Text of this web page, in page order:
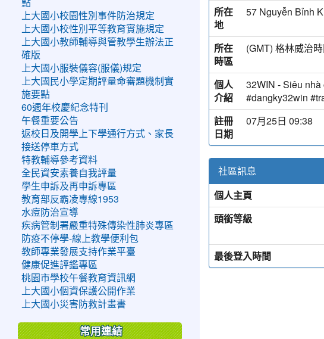
所在
地
57 Nguyễn Bỉnh
所在
時區
(GMT) 格林威治
個人
介紹
32WIN - Siêu
#dangky32win
註冊
日期
07月25日 09:38
社區訊息
個人主頁
頭銜等級
最後登入時間
點
上大國小校園性別事件防治規定
上大國小校性別平等教育實施規定
上大國小教師輔導與管教學生辦法正
確版
上大國小服裝儀容(服儀)規定
上大國民小學定期評量命審題機制實
施要點
60週年校慶紀念特刊
午餐重要公告
返校日及開學上下學通行方式、家長
接送停車方式
特教輔導參考資料
全民資安素養自我評量
學生申訴及再申訴專區
教育部反霸凌專線1953
水痘防治宣導
疾病管制署嚴重特殊傳染性肺炎專區
防疫不停學-線上教學便利包
教師專業發展支持作業平臺
健康促進評鑑專區
桃園市學校午餐教育資訊網
上大國小個資保護公開作業
上大國小災害防救計畫書
常用連結